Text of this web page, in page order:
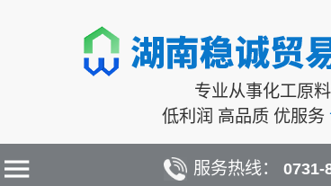
专业从事化工原
低利润 高品质 优服务
服务热线： 0731-